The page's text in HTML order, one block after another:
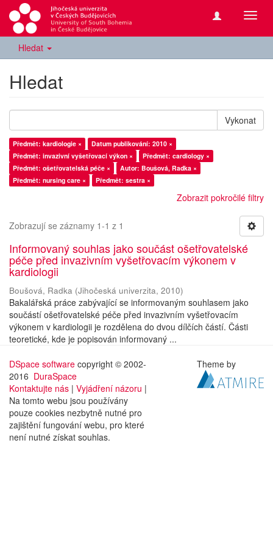
Hledat
Hledat
Vykonat
Předmět: kardiologie ×
Datum publikování: 2010 ×
Předmět: invazivní vyšetřovací výkon ×
Předmět: cardiology ×
Předmět: ošetřovatelská péče ×
Autor: Boušová, Radka ×
Předmět: nursing care ×
Předmět: sestra ×
Zobrazit pokročilé filtry
Zobrazují se záznamy 1-1 z 1
Informovaný souhlas jako součást ošetřovatelské
péče před invazivním vyšetřovacím výkonem v
kardiologii
Boušová, Radka (Jihočeská univerzita, 2010)
Bakalářská práce zabývající se informovaným souhlasem jako
součástí ošetřovatelské péče před invazivním vyšetřovacím
výkonem v kardiologii je rozdělena do dvou dílčích částí. Části
teoretické, kde je popisován informovaný ...
DSpace software copyright © 2002-
2016 DuraSpace
Kontaktujte nás | Vyjádření názoru |
Na tomto webu jsou používány
pouze cookies nezbytně nutné pro
zajištění fungování webu, pro které
není nutné získat souhlas.
Theme by